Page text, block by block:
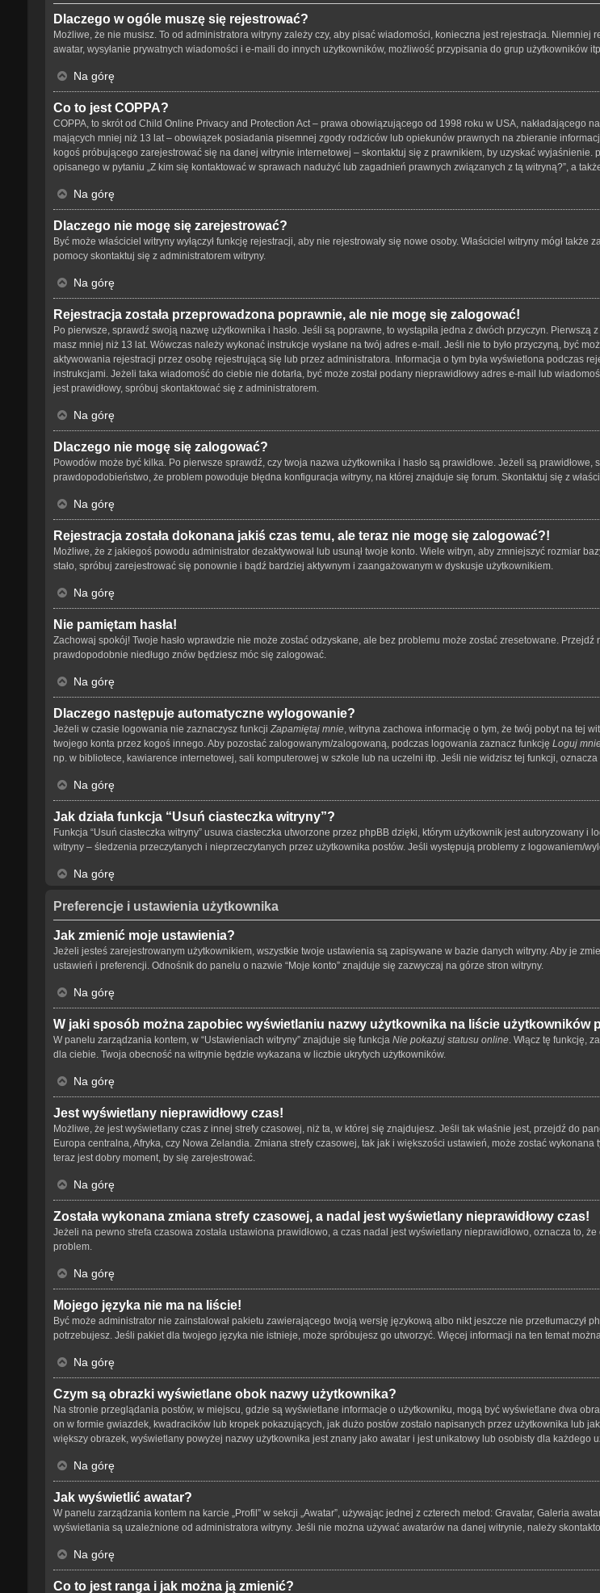
Dlaczego w ogóle muszę się rejestrować?
Możliwe, że nie musisz. To od administratora witryny zależy czy, aby pisać wiadomości, konieczna jest rejestracja.
awatar, wysyłanie prywatnych wiadomości i e-maili do innych użytkowników, możliwość przypisania do grup użytkowników
Na górę
Co to jest COPPA?
COPPA, to skrót od Child Online Privacy and Protection Act – prawa obowiązującego od 1998 roku w USA, nakładającego
mających mniej niż 13 lat – obowiązek posiadania pisemnej zgody rodziców lub opiekunów prawnych na zbieranie
kogoś próbującego zarejestrować się na danej witrynie internetowej – skontaktuj się z prawnikiem, by uzyskać
opisanego w pytaniu „Z kim się kontaktować w sprawach nadużyć lub zagadnień prawnych związanych z tą witryną?”, a
Na górę
Dlaczego nie mogę się zarejestrować?
Być może właściciel witryny wyłączył funkcję rejestracji, aby nie rejestrowały się nowe osoby. Właściciel witryny mógł
pomocy skontaktuj się z administratorem witryny.
Na górę
Rejestracja została przeprowadzona poprawnie, ale nie mogę się zalogować!
Po pierwsze, sprawdź swoją nazwę użytkownika i hasło. Jeśli są poprawne, to wystąpiła jedna z dwóch przyczyn.
masz mniej niż 13 lat. Wówczas należy wykonać instrukcje wysłane na twój adres e-mail. Jeśli nie to było przyczyną, być
aktywowania rejestracji przez osobę rejestrującą się lub przez administratora. Informacja o tym była wyświetlona podczas
instrukcjami. Jeżeli taka wiadomość do ciebie nie dotarła, być może został podany nieprawidłowy adres e-mail lub
jest prawidłowy, spróbuj skontaktować się z administratorem.
Na górę
Dlaczego nie mogę się zalogować?
Powodów może być kilka. Po pierwsze sprawdź, czy twoja nazwa użytkownika i hasło są prawidłowe. Jeżeli są
prawdopodobieństwo, że problem powoduje błędna konfiguracja witryny, na której znajduje się forum. Skontaktuj się z
Na górę
Rejestracja została dokonana jakiś czas temu, ale teraz nie mogę się zalogować?!
Możliwe, że z jakiegoś powodu administrator dezaktywował lub usunął twoje konto. Wiele witryn, aby zmniejszyć rozmiar
stało, spróbuj zarejestrować się ponownie i bądź bardziej aktywnym i zaangażowanym w dyskusje użytkownikiem.
Na górę
Nie pamiętam hasła!
Zachowaj spokój! Twoje hasło wprawdzie nie może zostać odzyskane, ale bez problemu może zostać zresetowane.
prawdopodobnie niedługo znów będziesz móc się zalogować.
Na górę
Dlaczego następuje automatyczne wylogowanie?
Jeżeli w czasie logowania nie zaznaczysz funkcji Zapamiętaj mnie, witryna zachowa informację o tym, że twój pobyt na tej
twojego konta przez kogoś innego. Aby pozostać zalogowanym/zalogowaną, podczas logowania zaznacz funkcję Loguj
np. w bibliotece, kawiarence internetowej, sali komputerowej w szkole lub na uczelni itp. Jeśli nie widzisz tej funkcji, oznacza
Na górę
Jak działa funkcja “Usuń ciasteczka witryny”?
Funkcja “Usuń ciasteczka witryny” usuwa ciasteczka utworzone przez phpBB dzięki, którym użytkownik jest autoryzowany
witryny – śledzenia przeczytanych i nieprzeczytanych przez użytkownika postów. Jeśli występują problemy z logowaniem/
Na górę
Preferencje i ustawienia użytkownika
Jak zmienić moje ustawienia?
Jeżeli jesteś zarejestrowanym użytkownikiem, wszystkie twoje ustawienia są zapisywane w bazie danych witryny. Aby je
ustawień i preferencji. Odnośnik do panelu o nazwie “Moje konto” znajduje się zazwyczaj na górze stron witryny.
Na górę
W jaki sposób można zapobiec wyświetlaniu nazwy użytkownika na liście użytkowników
W panelu zarządzania kontem, w “Ustawieniach witryny” znajduje się funkcja Nie pokazuj statusu online. Włącz tę funkcję,
dla ciebie. Twoja obecność na witrynie będzie wykazana w liczbie ukrytych użytkowników.
Na górę
Jest wyświetlany nieprawidłowy czas!
Możliwe, że jest wyświetlany czas z innej strefy czasowej, niż ta, w której się znajdujesz. Jeśli tak właśnie jest, przejdź do
Europa centralna, Afryka, czy Nowa Zelandia. Zmiana strefy czasowej, tak jak i większości ustawień, może zostać
teraz jest dobry moment, by się zarejestrować.
Na górę
Została wykonana zmiana strefy czasowej, a nadal jest wyświetlany nieprawidłowy czas!
Jeżeli na pewno strefa czasowa została ustawiona prawidłowo, a czas nadal jest wyświetlany nieprawidłowo, oznacza to,
problem.
Na górę
Mojego języka nie ma na liście!
Być może administrator nie zainstalował pakietu zawierającego twoją wersję językową albo nikt jeszcze nie
potrzebujesz. Jeśli pakiet dla twojego języka nie istnieje, może spróbujesz go utworzyć. Więcej informacji na ten temat
Na górę
Czym są obrazki wyświetlane obok nazwy użytkownika?
Na stronie przeglądania postów, w miejscu, gdzie są wyświetlane informacje o użytkowniku, mogą być wyświetlane dwa
on w formie gwiazdek, kwadracików lub kropek pokazujących, jak dużo postów zostało napisanych przez użytkownika lub
większy obrazek, wyświetlany powyżej nazwy użytkownika jest znany jako awatar i jest unikatowy lub osobisty dla każdego
Na górę
Jak wyświetlić awatar?
W panelu zarządzania kontem na karcie „Profil” w sekcji „Awatar”, używając jednej z czterech metod: Gravatar, Galeria
wyświetlania są uzależnione od administratora witryny. Jeśli nie można używać awatarów na danej witrynie, należy
Na górę
Co to jest ranga i jak można ją zmienić?